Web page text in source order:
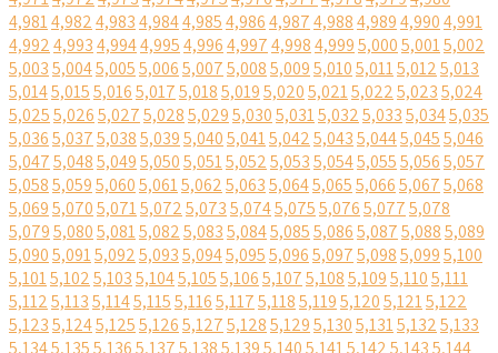
4,9814,9824,9834,9844,9854,9864,9874,9884,9894,9904,991
4,9924,9934,9944,9954,9964,9974,9984,9995,0005,0015,002
5,0035,0045,0055,0065,0075,0085,0095,0105,0115,0125,013
5,0145,0155,0165,0175,0185,0195,0205,0215,0225,0235,024
5,0255,0265,0275,0285,0295,0305,0315,0325,0335,0345,035
5,0365,0375,0385,0395,0405,0415,0425,0435,0445,0455,046
5,0475,0485,0495,0505,0515,0525,0535,0545,0555,0565,057
5,0585,0595,0605,0615,0625,0635,0645,0655,0665,0675,068
5,0695,0705,0715,0725,0735,0745,0755,0765,0775,078
5,0795,0805,0815,0825,0835,0845,0855,0865,0875,0885,089
5,0905,0915,0925,0935,0945,0955,0965,0975,0985,0995,100
5,1015,1025,1035,1045,1055,1065,1075,1085,1095,1105,111
5,1125,1135,1145,1155,1165,1175,1185,1195,1205,1215,122
5,1235,1245,1255,1265,1275,1285,1295,1305,1315,1325,133